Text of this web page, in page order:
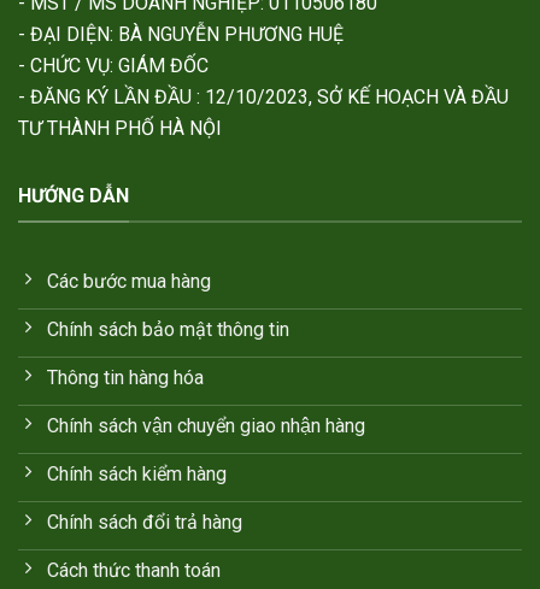
- ĐẠI DIỆN: BÀ NGUYỄN PHƯƠNG HUỆ
- CHỨC VỤ: GIÁM ĐỐC
- ĐĂNG KÝ LẦN ĐẦU : 12/10/2023, SỞ KẾ HOẠCH VÀ ĐẦU
TƯ THÀNH PHỐ HÀ NỘI
HƯỚNG DẪN
Các bước mua hàng
Chính sách bảo mật thông tin
Thông tin hàng hóa
Chính sách vận chuyển giao nhận hàng
Chính sách kiểm hàng
Chính sách đổi trả hàng
Cách thức thanh toán